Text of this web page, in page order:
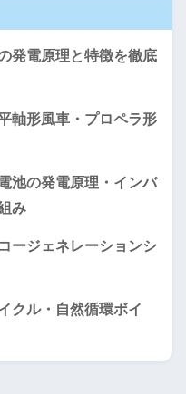
発電原理と特徴を徹底
軸形風車・プロペラ形
池の発電原理・インバ
み
ージェネレーションシ
クル・自然循環ボイ